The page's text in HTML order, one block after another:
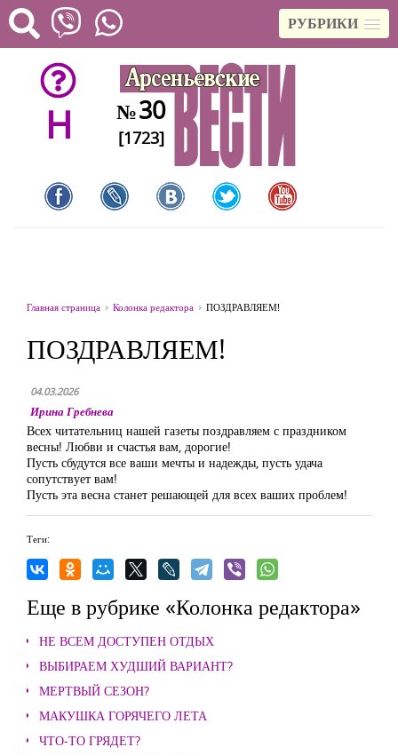
РУБРИКИ
H №30
[1723]
Главная страница Колонка редактора ПОЗДРАВЛЯЕМ!
ПОЗДРАВЛЯЕМ!
04.03.2026
Ирина Гребнева
Всех читательниц нашей газеты поздравляем с праздником
весны! Любви и счастья вам, дорогие!
Пусть сбудутся все ваши мечты и надежды, пусть удача
сопутствует вам!
Пусть эта весна станет решающей для всех ваших проблем!
Теги:
Еще в рубрике «Колонка редактора»
НЕ ВСЕМ ДОСТУПЕН ОТДЫХ
ВЫБИРАЕМ ХУДШИЙ ВАРИАНТ?
МЕРТВЫЙ СЕЗОН?
МАКУШКА ГОРЯЧЕГО ЛЕТА
ЧТО-ТО ГРЯДЕТ?